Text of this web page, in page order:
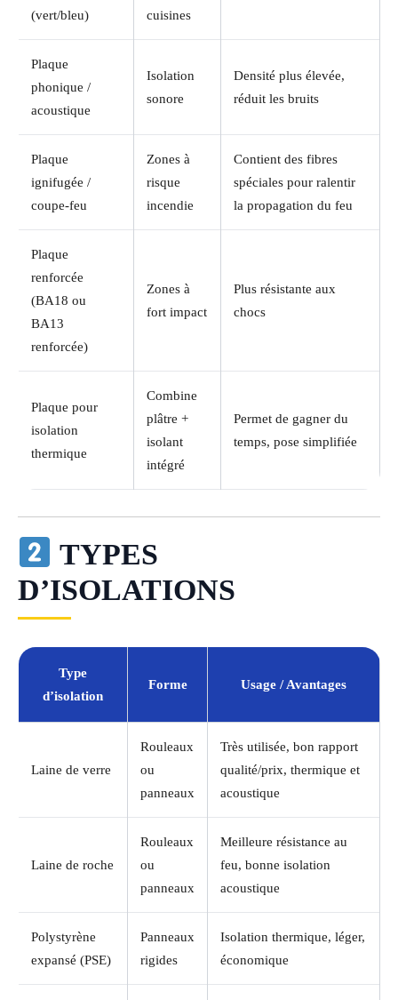
(vert/bleu)
cuisines
Plaque
phonique /
acoustique
Isolation
sonore
Densité plus élevée,
réduit les bruits
Plaque
ignifugée /
coupe-feu
Zones à
risque
incendie
Contient des fibres
spéciales pour ralentir
la propagation du feu
Plaque
renforcée
(BA18 ou
BA13
renforcée)
Zones à
fort impact
Plus résistante aux
chocs
Plaque pour
isolation
thermique
Combine
plâtre +
isolant
intégré
Permet de gagner du
temps, pose simplifiée
TYPES
D’ISOLATIONS
Type
d’isolation
Forme Usage / Avantages
Laine de verre
Rouleaux
ou
panneaux
Très utilisée, bon rapport
qualité/prix, thermique et
acoustique
Laine de roche
Rouleaux
ou
panneaux
Meilleure résistance au
feu, bonne isolation
acoustique
Polystyrène
expansé (PSE)
Panneaux
rigides
Isolation thermique, léger,
économique